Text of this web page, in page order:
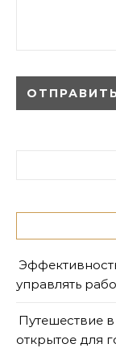
управлять
Путешествие
открытое для